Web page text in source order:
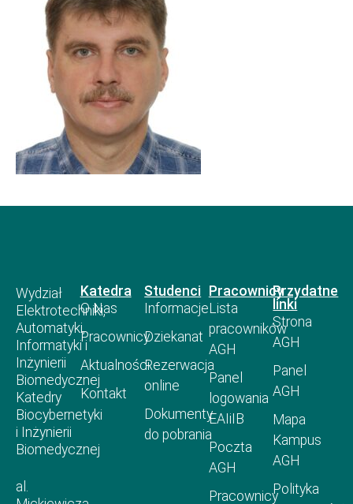
Wydział
Elektrotechniki,
Automatyki,
Informatyki i
Inżynierii
Biomedycznej
Katedry
Biocybernetyki
i Inżynierii
Biomedycznej
al.
Katedra
O Nas
Pracownicy
Aktualności
Kontakt
Studenci
Informacje
Dziekanat
Rezerwacja
online
Dokumenty
do pobrania
Pracownicy
Lista
pracowników
AGH
Panel
logowania
EAIiIB
Poczta
AGH
Pracownicy
Przydatne
linki
Strona
AGH
Panel
AGH
Mapa
Kampus
AGH
Polityka